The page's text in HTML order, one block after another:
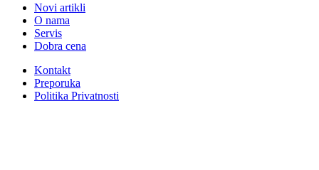
Novi artikli
O nama
Servis
Dobra cena
Kontakt
Preporuka
Politika Privatnosti